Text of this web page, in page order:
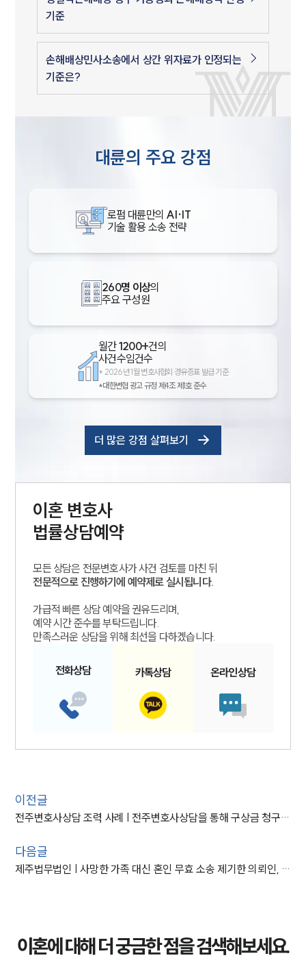
기준
손해배상민사소송에서 상간 위자료가 인정되는
기준은?
대륜의 주요 강점
로펌 대륜만의 AI·IT
기술 활용 소송 전략
260명 이상의
주요 구성원
월간1200+건의
사건수임건수
* 2026년 1월 변호사협회 경유증표 발급 기준
*대한변협 광고 규정 제4조 제1호 준수
더 많은 강점 살펴보기
이혼 변호사
법률상담예약
모든 상담은 전문변호사가 사건 검토를 마친 뒤
전문적으로 진행하기에 예약제로 실시됩니다.
가급적 빠른 상담 예약을 권유드리며,
예약 시간 준수를 부탁드립니다.
만족스러운 상담을 위해 최선을 다하겠습니다.
전화상담 카톡상담 온라인상담
이전글
전주변호사상담 조력 사례 | 전주변호사상담을 통해 구상금 청구 소송으로 위자료 반환 성공
다음글
제주법무법인 | 사망한 가족 대신 혼인 무효 소송 제기한 의뢰인, 로펌 조력으로 승소
이혼에 대해 더 궁금한 점을 검색해보세요.